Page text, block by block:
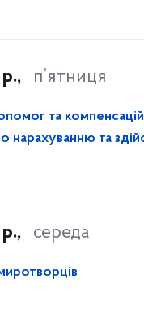
п’ятниця
та компенсацій через
нарахуванню та
середа